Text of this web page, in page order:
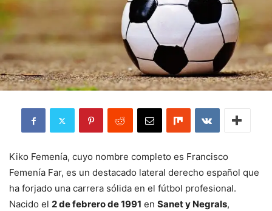
Kiko Femenía, cuyo nombre completo es Francisco
Femenía Far, es un destacado lateral derecho español que
ha forjado una carrera sólida en el fútbol profesional.
Nacido el 2 de febrero de 1991 en Sanet y Negrals,